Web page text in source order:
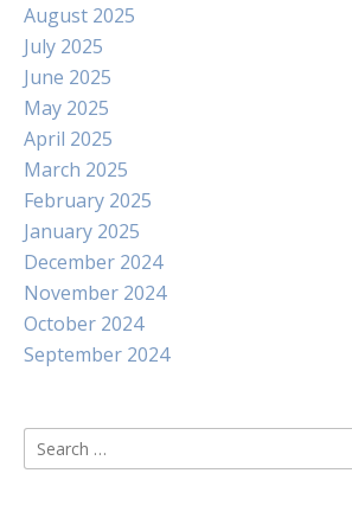
August 2025
July 2025
June 2025
May 2025
April 2025
March 2025
February 2025
January 2025
December 2024
November 2024
October 2024
September 2024
Search
for: